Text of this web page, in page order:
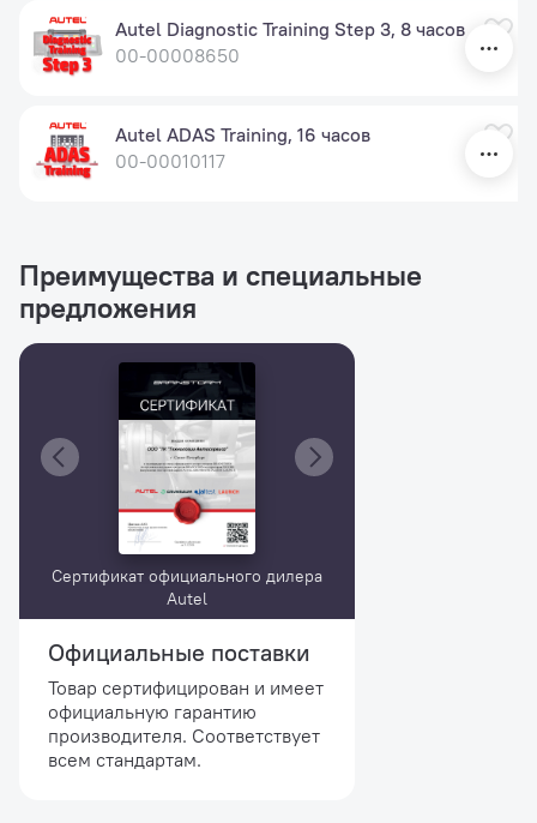
Autel Diagnostic Training Step 3, 8 часов
00-00008650
Autel ADAS Training, 16 часов
00-00010117
Преимущества и специальные
предложения
Сертификат официального дилера
Autel
Официальные поставки
Товар сертифицирован и имеет
официальную гарантию
производителя. Соответствует
всем стандартам.